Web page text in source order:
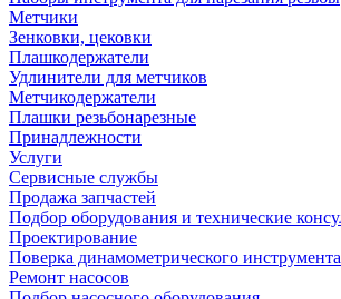
Метчики
Зенковки, цековки
Плашкодержатели
Удлинители для метчиков
Метчикодержатели
Плашки резьбонарезные
Принадлежности
Услуги
Сервисные службы
Продажа запчастей
Подбор оборудования и технические
Проектирование
Поверка динамометрического инструмента
Ремонт насосов